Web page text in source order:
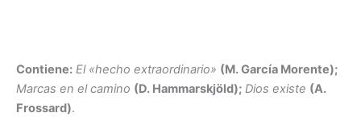
Contiene: El «hecho extraordinario» (M. García Morente);
Marcas en el camino (D. Hammarskjöld); Dios existe (A.
Frossard).